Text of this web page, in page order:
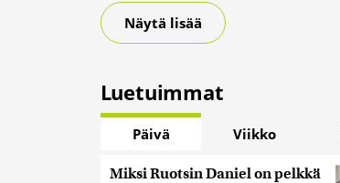
Näytä lisää
Luetuimmat
Päivä Viikko
Miksi Ruotsin Daniel on pelkkä